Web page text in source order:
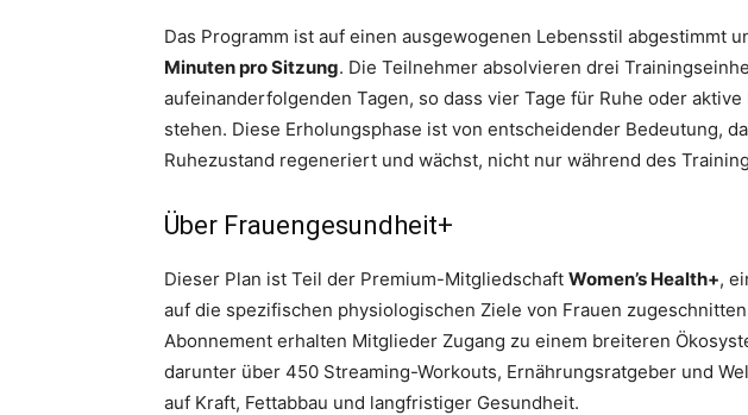
Das Programm ist auf einen ausgewogenen Lebensstil abgestimmt
Minuten pro Sitzung. Die Teilnehmer absolvieren drei
aufeinanderfolgenden Tagen, so dass vier Tage für Ruhe oder
stehen. Diese Erholungsphase ist von entscheidender Bedeutung,
Ruhezustand regeneriert und wächst, nicht nur während des
Über Frauengesundheit+
Dieser Plan ist Teil der Premium-Mitgliedschaft Women’s Health+,
auf die spezifischen physiologischen Ziele von Frauen
Abonnement erhalten Mitglieder Zugang zu einem breiteren
darunter über 450 Streaming-Workouts, Ernährungsratgeber und
auf Kraft, Fettabbau und langfristiger Gesundheit.